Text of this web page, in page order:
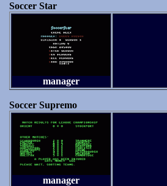
Soccer Star
manager
Soccer Supremo
manager